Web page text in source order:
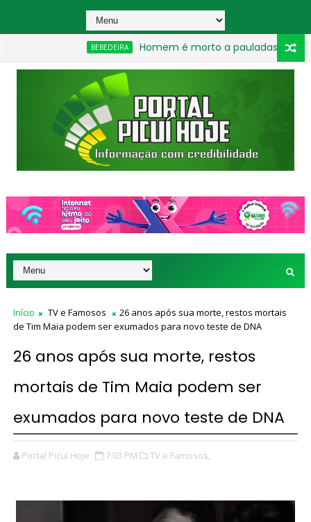
Homem é morto a pauladas após
assalto em João Pessoa
Início TV e Famosos
26 anos após sua morte, restos mortais
de Tim Maia podem ser exumados para novo teste de DNA
26 anos após sua morte, restos
mortais de Tim Maia podem ser
exumados para novo teste de DNA
Portal Picuí Hoje 7:03 PM TV e Famosos,